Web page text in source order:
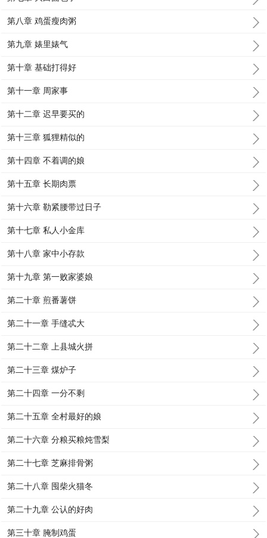
第八章 鸡蛋瘦肉粥
第九章 婊里婊气
第十章 基础打得好
第十一章 周家事
第十二章 迟早要买的
第十三章 狐狸精似的
第十四章 不着调的娘
第十五章 长期肉票
第十六章 勒紧腰带过日子
第十七章 私人小金库
第十八章 家中小存款
第十九章 第一败家婆娘
第二十章 煎番薯饼
第二十一章 手缝忒大
第二十二章 上县城火拼
第二十三章 煤炉子
第二十四章 一分不剩
第二十五章 全村最好的娘
第二十六章 分粮买粮炖雪梨
第二十七章 芝麻排骨粥
第二十八章 囤柴火猫冬
第二十九章 公认的好肉
第三十章 腌制鸡蛋